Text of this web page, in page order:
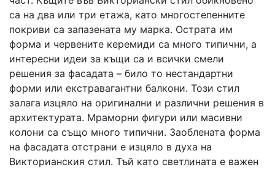
са на два или три етажа, като многостепенните
покриви са запазената му марка. Острата им
форма и червените керемиди са много типични, а
интересни идеи за къщи са и всички смели
решения за фасадата – било то нестандартни
форми или екстравагантни балкони. Този стил
залага изцяло на оригинални и различни решения в
архитектурата. Мраморни фигури или масивни
колони са също много типични. Заоблената форма
на фасадата отстрани е изцяло в духа на
Викторианския стил. Тъй като светлината е важен